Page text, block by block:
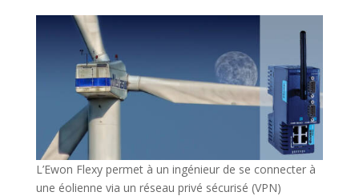
L’Ewon Flexy permet à un ingénieur de se connecter à
une éolienne via un réseau privé sécurisé (VPN)